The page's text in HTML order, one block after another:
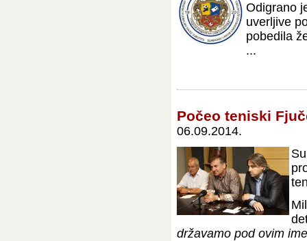
Odigrano
uverljive
pobedila
...
Počeo teniski
06.09.2014.
državamo pod ovim